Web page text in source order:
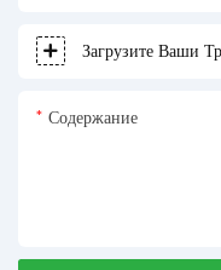
Загрузите Ваши
Содержание